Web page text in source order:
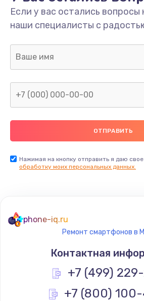
Если у вас остались
наши специалисты с
Нажимая на кнопку отправить я даю свое
обработку моих персональных данных.
phone-iq.ru
Ремонт смартфонов в
Контактная
+7 (499)
+7 (800)